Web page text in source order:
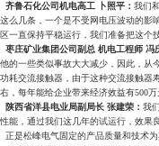
齐鲁石化公司机电高工 卜照平： 我们
这么几条，一个是不受网电压波动的影
区一直保持平稳运行，我们准备把这个
枣庄矿业集团公司副总 机电工程师 冯
他的一些类似事故大大减少，因此，从
功耗交流接触器，由于这种交流接触器
右，每年能给企业带来经济效益有500万
陕西省洋县电业局副局长 张建荣： 我
性能，通过我们这几年的试运行，效果良
正是松峰电气固定的产品质量和技术